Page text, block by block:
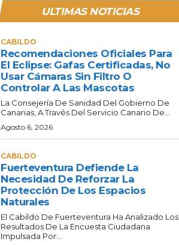
ULTIMAS NOTICIAS
CABILDO
Recomendaciones Oficiales Para
El Eclipse: Gafas Certificadas, No
Usar Cámaras Sin Filtro O
Controlar A Las Mascotas
La Consejería De Sanidad Del Gobierno De
Canarias, A Través Del Servicio Canario De...
Agosto 6, 2026
CABILDO
Fuerteventura Defiende La
Necesidad De Reforzar La
Protección De Los Espacios
Naturales
El Cabildo De Fuerteventura Ha Analizado Los
Resultados De La Encuesta Ciudadana
Impulsada Por...